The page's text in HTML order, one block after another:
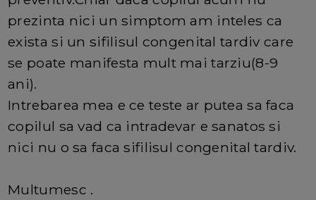
prezinta nici un simptom am inteles ca
exista si un sifilisul congenital tardiv care
se poate manifesta mult mai tarziu(8-9
ani).
Intrebarea mea e ce teste ar putea sa faca
copilul sa vad ca intradevar e sanatos si
nici nu o sa faca sifilisul congenital tardiv.
Multumesc .